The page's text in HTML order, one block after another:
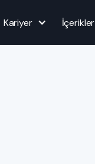
Kariyer İçerikler